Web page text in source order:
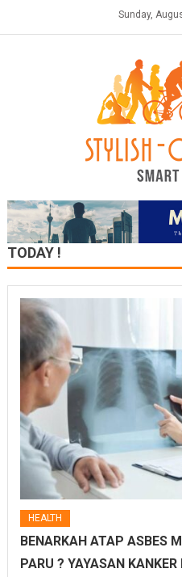
Sunday,
TODAY !
HEALTH
BENARKAH ATAP ASBES
PARU ? YAYASAN KANKER